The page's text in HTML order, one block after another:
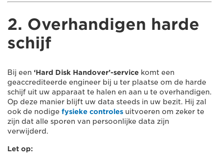
2. Overhandigen harde
schijf
Bij een ‘Hard Disk Handover’-service komt een
geaccrediteerde engineer bij u ter plaatse om de harde
schijf uit uw apparaat te halen en aan u te overhandigen.
Op deze manier blijft uw data steeds in uw bezit. Hij zal
ook de nodige fysieke controles uitvoeren om zeker te
zijn dat alle sporen van persoonlijke data zijn
verwijderd.
Let op: